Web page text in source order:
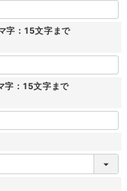
字：15文字まで
字：15文字まで